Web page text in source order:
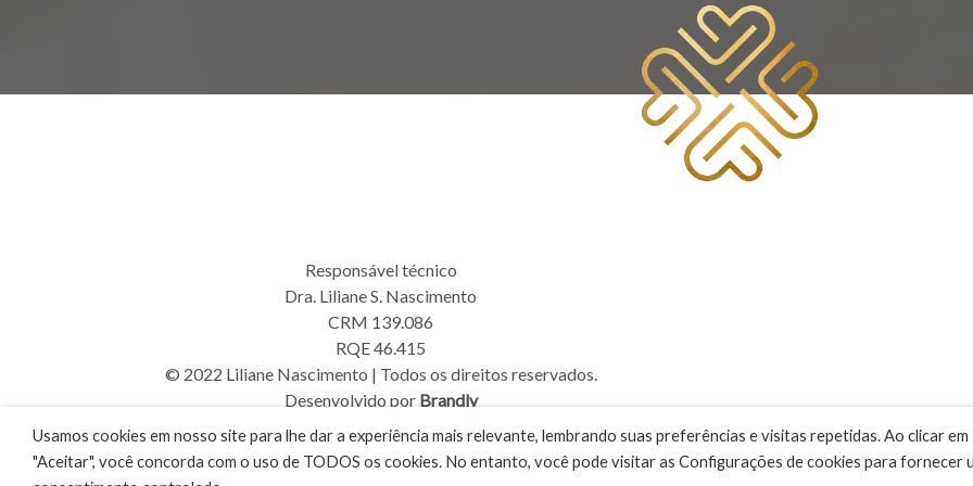
Usamos cookies em nosso site para lhe dar a experiência mais relevante, lembrando suas preferências e visitas repetidas. Ao clicar em
"Aceitar", você concorda com o uso de TODOS os cookies. No entanto, você pode visitar as Configurações de cookies para fornecer
Responsável técnico
Dra. Liliane S. Nascimento
CRM 139.086
RQE 46.415
© 2022 Liliane Nascimento | Todos os direitos reservados.
Desenvolvido por Brandly